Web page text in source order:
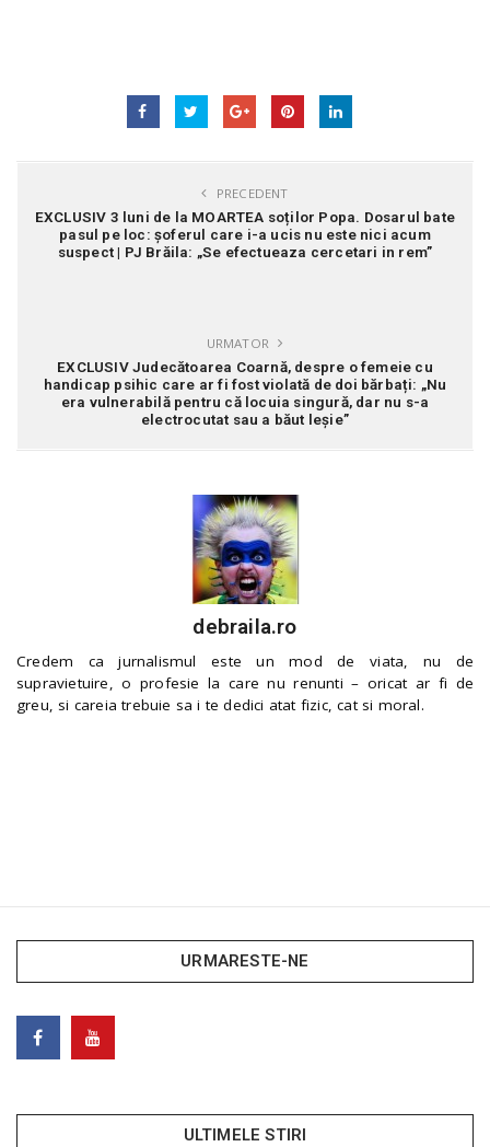
PRECEDENT
EXCLUSIV 3 luni de la MOARTEA soților Popa. Dosarul bate
pasul pe loc: șoferul care i-a ucis nu este nici acum
suspect | PJ Brăila: „Se efectueaza cercetari in rem”
URMATOR
EXCLUSIV Judecătoarea Coarnă, despre o femeie cu
handicap psihic care ar fi fost violată de doi bărbați: „Nu
era vulnerabilă pentru că locuia singură, dar nu s-a
electrocutat sau a băut leșie”
debraila.ro
Credem ca jurnalismul este un mod de viata, nu de
supravietuire, o profesie la care nu renunti – oricat ar fi de
greu, si careia trebuie sa i te dedici atat fizic, cat si moral.
URMARESTE-NE
ULTIMELE STIRI